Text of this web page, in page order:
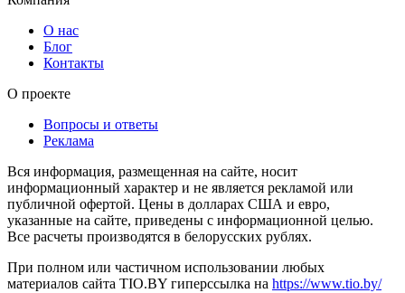
О нас
Блог
Контакты
О проекте
Вопросы и ответы
Реклама
Вся информация, размещенная на сайте, носит
информационный характер и не является рекламой или
публичной офертой. Цены в долларах США и евро,
указанные на сайте, приведены с информационной целью.
Все расчеты производятся в белорусских рублях.
При полном или частичном использовании любых
материалов сайта TIO.BY гиперссылка на https://www.tio.by/